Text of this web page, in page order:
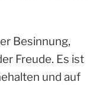
Besinnung,
Freude. Es ist
und auf